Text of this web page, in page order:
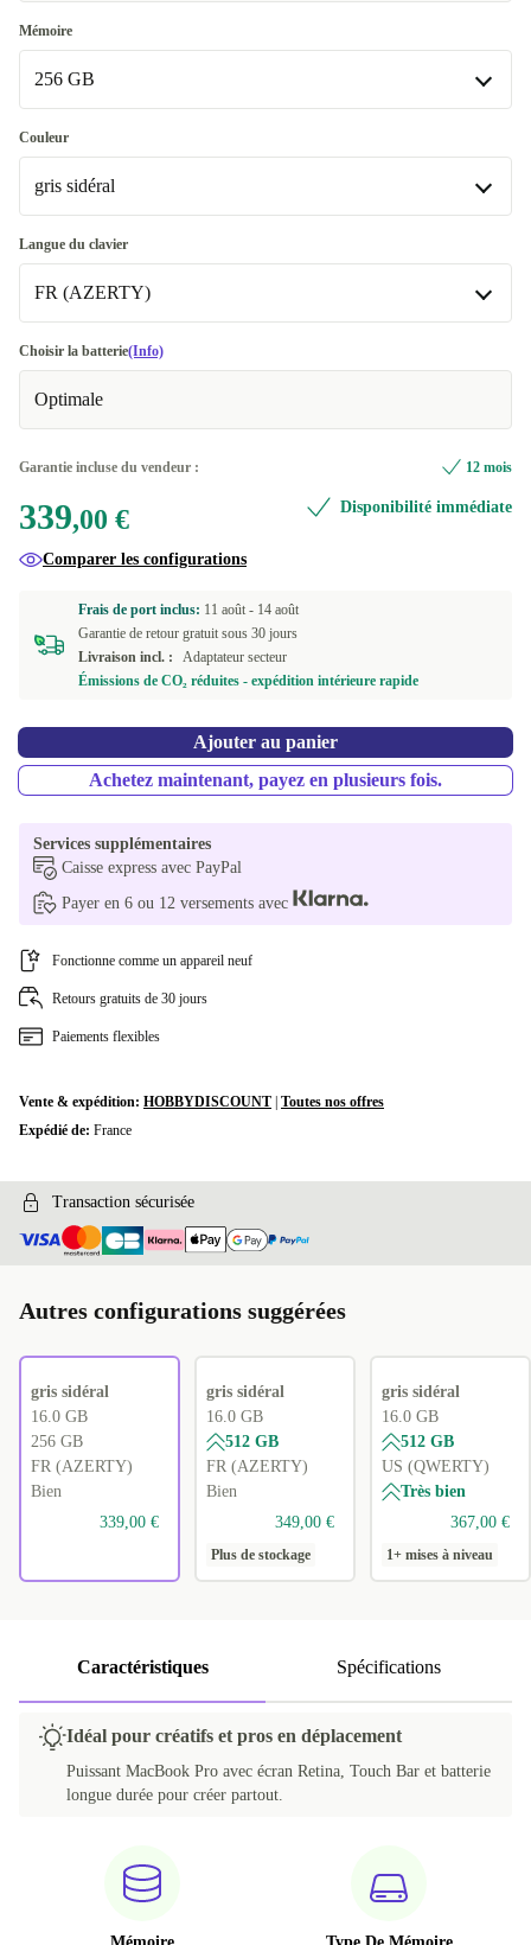
Excellent
Mémoire
256 GB
256 GB
512 GB +10,00 €
1000 GB
Couleur
gris sidéral
gris sidéral
argent +210,00 €
Langue du clavier
FR (AZERTY)
DE (QWERTZ)
FR (AZERTY)
+10,00 €
IT (QWERTY) +107,46 €
UK (QWERTY)
DK (QWERTY)
US (QWERTY)
ES (QWERTY) +105,00 €
PT (QWERTY)
FI (QWERTY)
Choisir la batterie(Info)
Optimale
Garantie incluse du vendeur : 12 mois
339,00 € Disponibilité immédiate
Comparer les configurations
Frais de port inclus: 11 août - 14 août
Garantie de retour gratuit sous 30 jours
Livraison incl. :
Adaptateur secteur
Émissions de CO₂ réduites - expédition intérieure rapide
Ajouter au panier
Achetez maintenant, payez en plusieurs fois.
Services supplémentaires
Caisse express avec PayPal
Payer en 6 ou 12 versements avec
Fonctionne comme un appareil neuf
Retours gratuits de 30 jours
Paiements flexibles
Vente & expédition: HOBBYDISCOUNT Toutes nos offres
Expédié de: France
Transaction sécurisée
Autres configurations suggérées
gris sidéral
16.0 GB
256 GB
FR (AZERTY)
Bien
339,00 €
gris sidéral
16.0 GB
512 GB
FR (AZERTY)
Bien
349,00 €
Plus de stockage
gris sidéral
16.0 GB
512 GB
US (QWERTY)
Très bien
367,00 €
1+ mises à niveau
Caractéristiques Spécifications
Idéal pour créatifs et pros en déplacement
Puissant MacBook Pro avec écran Retina, Touch Bar et batterie
longue durée pour créer partout.